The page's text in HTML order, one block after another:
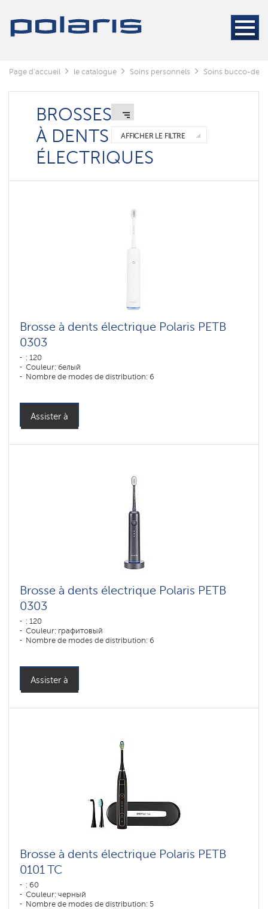
Page d'accueil le catalogue Soins personnels Soins bucco-
BROSSES
À DENTS
ÉLECTRIQUES
AFFICHER LE FILTRE
Brosse à dents électrique Polaris PETB
0303
: 120
Couleur: белый
Nombre de modes de distribution: 6
Assister à
Brosse à dents électrique Polaris PETB
0303
: 120
Couleur: графитовый
Nombre de modes de distribution: 6
Assister à
Brosse à dents électrique Polaris PETB
0101 TC
: 60
Couleur: черный
Nombre de modes de distribution: 5
Brosses
dents
Ирригаторы
пасты
Composants